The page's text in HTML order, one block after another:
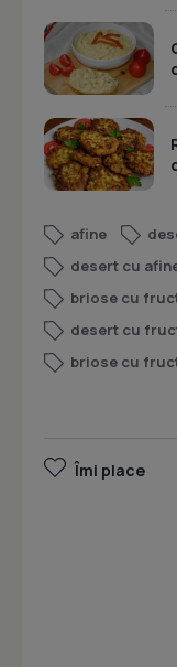
afine
desert cu
briose cu
desert cu
briose cu
Îmi place